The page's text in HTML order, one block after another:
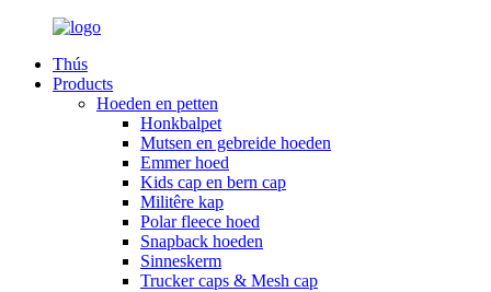
Thús
Products
Hoeden en petten
Honkbalpet
Mutsen en gebreide hoeden
Emmer hoed
Kids cap en bern cap
Militêre kap
Polar fleece hoed
Snapback hoeden
Sinneskerm
Trucker caps & Mesh cap